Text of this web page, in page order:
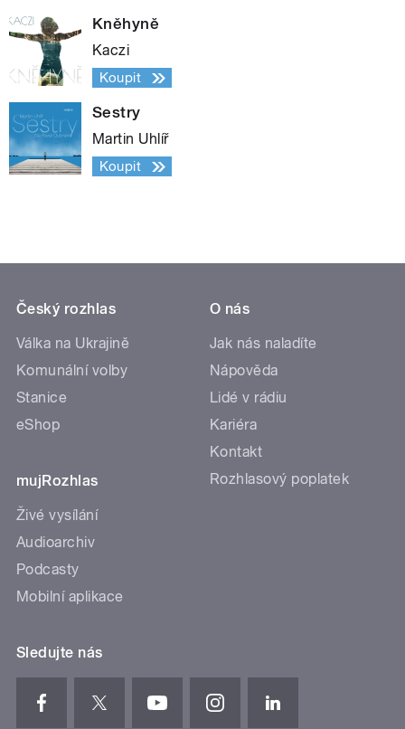
Kněhyně
Kaczi
Koupit
Sestry
Martin Uhlíř
Koupit
Český rozhlas
Válka na Ukrajině
Komunální volby
Stanice
eShop
mujRozhlas
Živé vysílání
Audioarchiv
Podcasty
Mobilní aplikace
O nás
Jak nás naladíte
Nápověda
Lidé v rádiu
Kariéra
Kontakt
Rozhlasový poplatek
Sledujte nás